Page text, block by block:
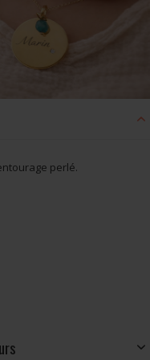
perlé.